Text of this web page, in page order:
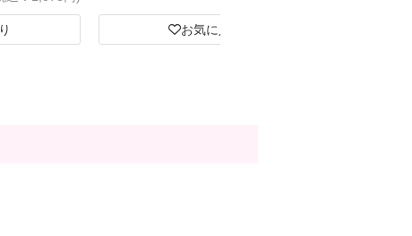
お気に入り